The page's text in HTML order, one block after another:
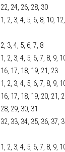
22, 24, 26, 28, 30
1, 2, 3, 4, 5, 6, 8, 10,
2, 3, 4, 5, 6, 7, 8
1, 2, 3, 4, 5, 6, 7, 8, 9,
16, 17, 18, 19, 21, 23
1, 2, 3, 4, 5, 6, 7, 8, 9,
16, 17, 18, 19, 20, 21,
28, 29, 30, 31
32, 33, 34, 35, 36, 37,
1, 2, 3, 4, 5, 6, 7, 8, 9,